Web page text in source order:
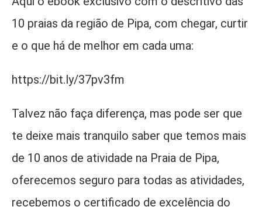
10 praias da região de Pipa, com chegar, curtir
e o que há de melhor em cada uma:
https://bit.ly/37pv3fm
Talvez não faça diferença, mas pode ser que
te deixe mais tranquilo saber que temos mais
de 10 anos de atividade na Praia de Pipa,
oferecemos seguro para todas as atividades,
recebemos o certificado de excelência do